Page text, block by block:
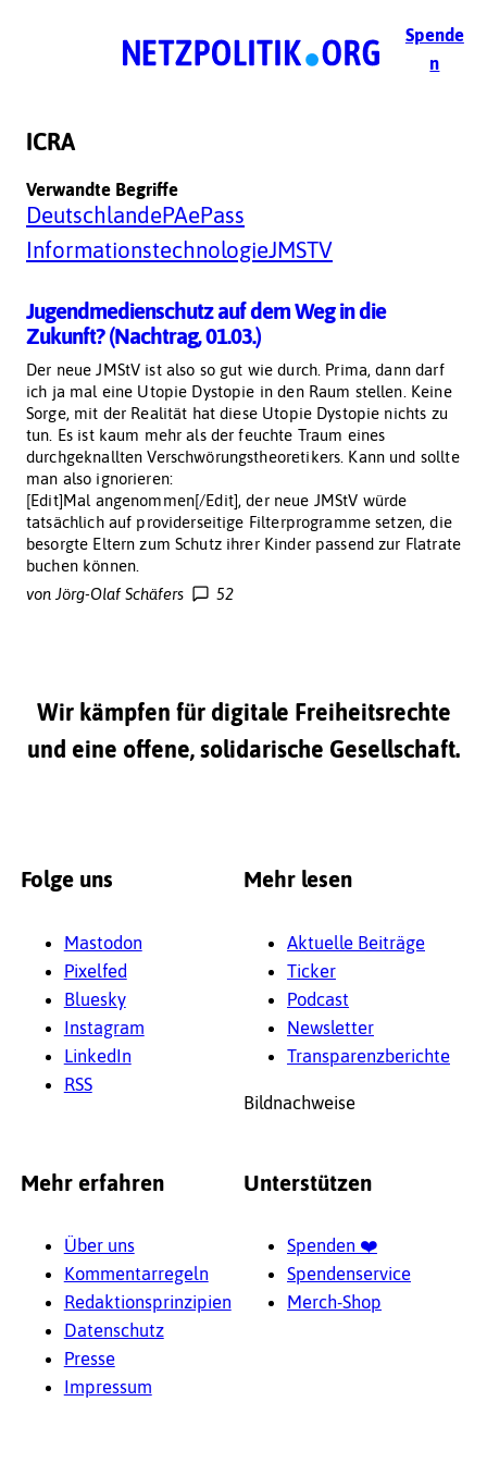
Spende
n
ICRA
Verwandte Begriffe
DeutschlandePAePass
InformationstechnologieJMSTV
Jugendmedienschutz auf dem Weg in die
Zukunft? (Nachtrag, 01.03.)
Der neue JMStV ist also so gut wie durch. Prima, dann darf
ich ja mal eine Utopie Dystopie in den Raum stellen. Keine
Sorge, mit der Realität hat diese Utopie Dystopie nichts zu
tun. Es ist kaum mehr als der feuchte Traum eines
durchgeknallten Verschwörungstheoretikers. Kann und sollte
man also ignorieren:
[Edit]Mal angenommen[/Edit], der neue JMStV würde
tatsächlich auf providerseitige Filterprogramme setzen, die
besorgte Eltern zum Schutz ihrer Kinder passend zur Flatrate
buchen können.
von Jörg-Olaf Schäfers
52
Wir kämpfen für digitale Freiheitsrechte
und eine offene, solidarische Gesellschaft.
Folge uns
Mastodon
Pixelfed
Bluesky
Instagram
LinkedIn
RSS
Mehr lesen
Aktuelle Beiträge
Ticker
Podcast
News­letter
Trans­pa­renz­be­richte
Bildnachweise
Mehr erfahren
Über uns
Kommentarregeln
Redak­ti­ons­prin­zi­pien
Daten­schutz
Presse
Impressum
Unterstützen
Spenden ❤️
Spendenservice
Merch-Shop